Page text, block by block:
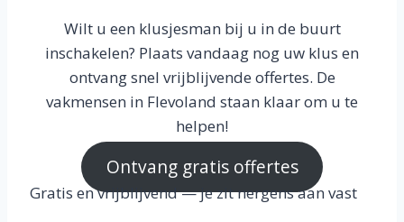
Wilt u een klusjesman bij u in de buurt
inschakelen? Plaats vandaag nog uw klus en
ontvang snel vrijblijvende offertes. De
vakmensen in Flevoland staan klaar om u te
helpen!
Ontvang gratis offertes
Gratis en vrijblijvend — je zit nergens aan vast